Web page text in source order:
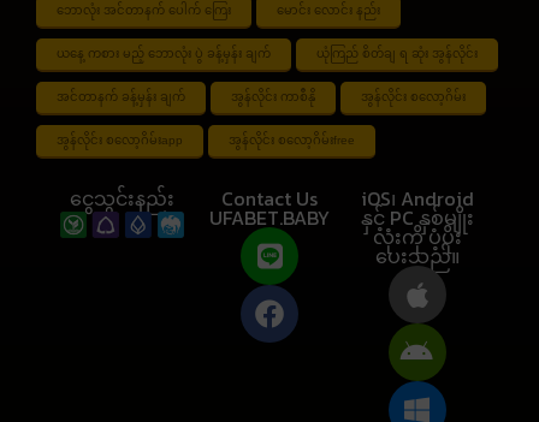
ဘောလုံး အင်တာနက် ပေါက် ကြေး မောင်း လောင်း နည်း
ယနေ့ ကစား မည့် ဘောလုံး ပွဲ ခန့်မှန်း ချက် ယုံကြည် စိတ်ချ ရ ဆုံး အွန်လိုင်း
အင်တာနက် ခန့်မှန်း ချက် အွန်လိုင်း ကာစီနို အွန်လိုင်း စလော့ဂိမ်း
အွန်လိုင်း စလော့ဂိမ်းapp အွန်လိုင်း စလော့ဂိမ်းfree
ငွေသွင်းနည်း Contact Us
UFABET.BABY
iOS၊ Android
နှင့် PC နှစ်မျိုး
လုံးကို ပံ့ပိုး
ပေးသည်။